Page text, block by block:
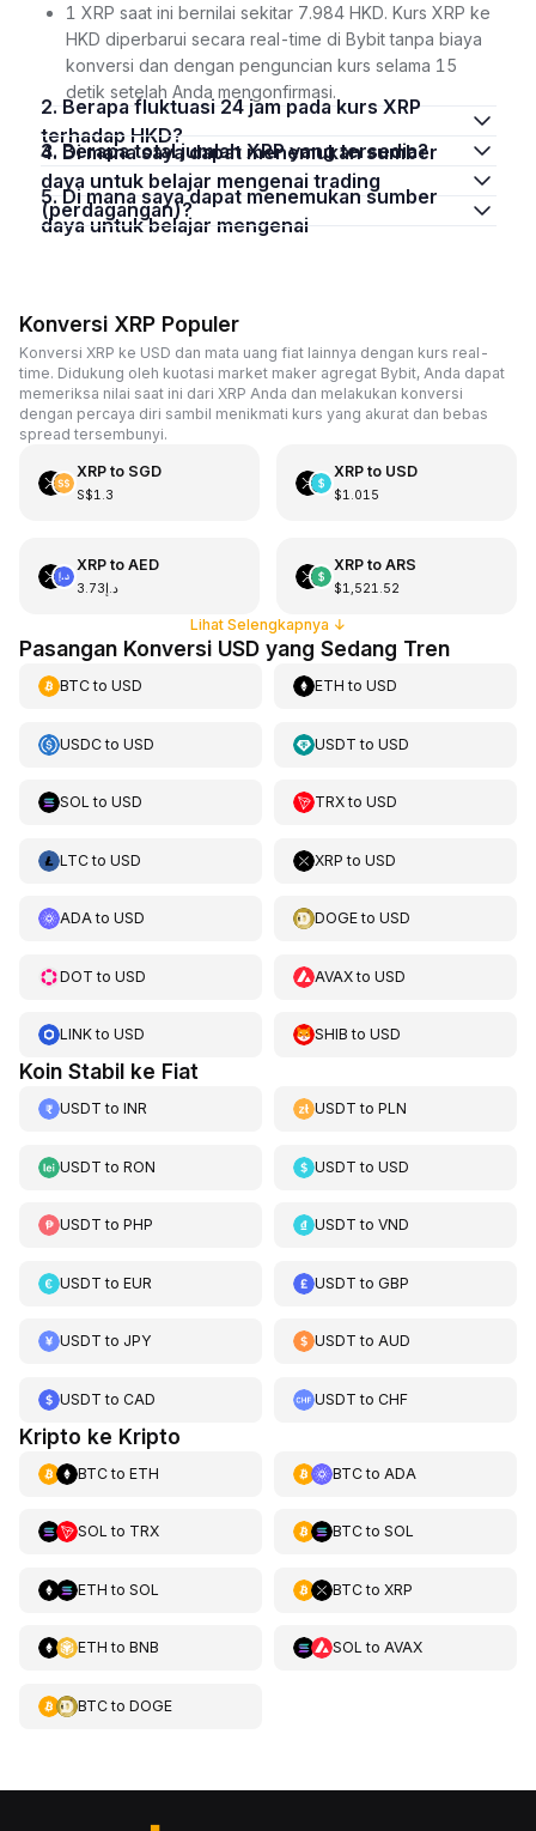
1 XRP saat ini bernilai sekitar 7.984 HKD. Kurs XRP ke
HKD diperbarui secara real-time di Bybit tanpa biaya
konversi dan dengan penguncian kurs selama 15
detik setelah Anda mengonfirmasi.
2. Berapa fluktuasi 24 jam pada kurs XRP
terhadap HKD?
3. Berapa total jumlah XRP yang tersedia?
4. Di mana saya dapat menemukan sumber
daya untuk belajar mengenai trading
(perdagangan)?
5. Di mana saya dapat menemukan sumber
daya untuk belajar mengenai
Konversi XRP Populer
Konversi XRP ke USD dan mata uang fiat lainnya dengan kurs real-
time. Didukung oleh kuotasi market maker agregat Bybit, Anda dapat
memeriksa nilai saat ini dari XRP Anda dan melakukan konversi
dengan percaya diri sambil menikmati kurs yang akurat dan bebas
spread tersembunyi.
XRPto SGD
S$1.3
XRPto USD
$1.015
XRPto AED
د.إ3.73
XRPto ARS
$1,521.52
Lihat Selengkapnya ↓
Pasangan Konversi USD yang Sedang Tren
BTCto USD ETH toUSD
USDCto USD USDT toUSD
SOL to USD TRXtoUSD
LTCto USD XRP toUSD
ADAto USD DOGEtoUSD
DOT to USD AVAXtoUSD
LINKto USD SHIB toUSD
Koin Stabil ke Fiat
USDT to INR USDT toPLN
USDT to RON USDT toUSD
USDT to PHP USDT toVND
USDT to EUR USDT toGBP
USDT to JPY USDT toAUD
USDT to CAD USDT toCHF
Kripto ke Kripto
BTCto ETH BTCto ADA
SOL to TRX BTCto SOL
ETH to SOL BTCto XRP
ETH to BNB SOL to AVAX
BTCto DOGE